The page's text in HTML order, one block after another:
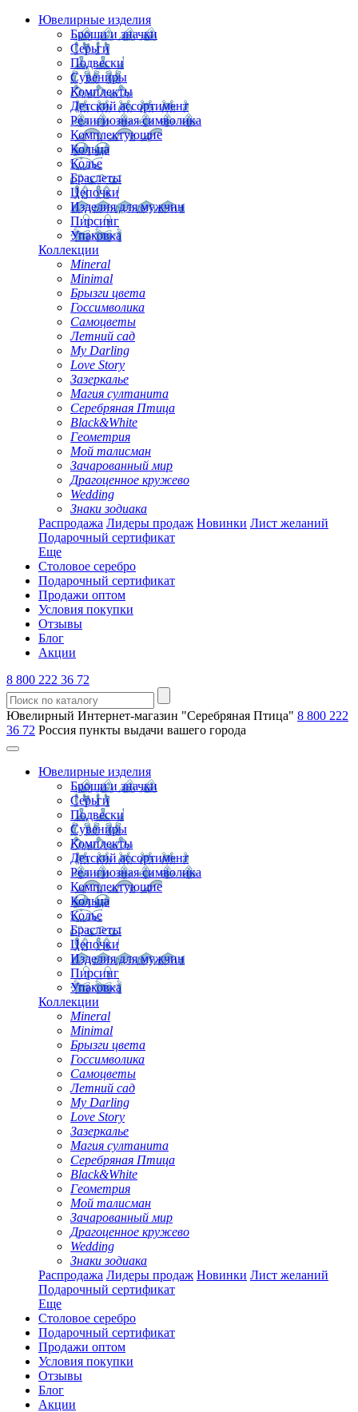
Ювелирные изделия
Броши и значки
Серьги
Подвески
Сувениры
Комплекты
Детский ассортимент
Религиозная символика
Комплектующие
Кольца
Колье
Браслеты
Цепочки
Изделия для мужчин
Пирсинг
Упаковка
Коллекции
Mineral
Minimal
Брызги цвета
Госсимволика
Самоцветы
Летний сад
My Darling
Love Story
Зазеркалье
Магия султанита
Серебряная Птица
Black&White
Геометрия
Мой талисман
Зачарованный мир
Драгоценное кружево
Wedding
Знаки зодиака
Распродажа Лидеры продаж Новинки Лист желаний
Подарочный сертификат
Еще
Столовое серебро
Подарочный сертификат
Продажи оптом
Условия покупки
Отзывы
Блог
Акции
8 800 222 36 72
Ювелирный Интернет-магазин "Серебряная Птица" 8 800 222
36 72 Россия пункты выдачи вашего города
Ювелирные изделия
Броши и значки
Серьги
Подвески
Сувениры
Комплекты
Детский ассортимент
Религиозная символика
Комплектующие
Кольца
Колье
Браслеты
Цепочки
Изделия для мужчин
Пирсинг
Упаковка
Коллекции
Mineral
Minimal
Брызги цвета
Госсимволика
Самоцветы
Летний сад
My Darling
Love Story
Зазеркалье
Магия султанита
Серебряная Птица
Black&White
Геометрия
Мой талисман
Зачарованный мир
Драгоценное кружево
Wedding
Знаки зодиака
Распродажа Лидеры продаж Новинки Лист желаний
Подарочный сертификат
Еще
Столовое серебро
Подарочный сертификат
Продажи оптом
Условия покупки
Отзывы
Блог
Акции